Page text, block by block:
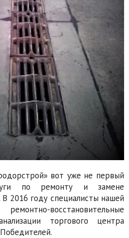
вот уже не первый
по ремонту и замене
2016 году специалисты нашей
восстановительные
торгового центра